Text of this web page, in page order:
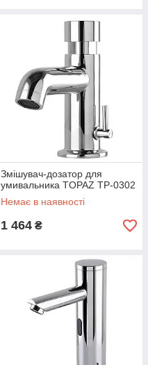
Змішувач-дозатор для
умивальника TOPAZ TP-0302
Немає в наявності
1 464 ₴